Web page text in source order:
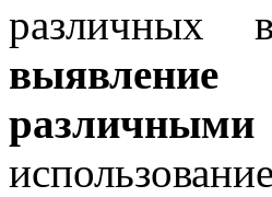
различных
различными